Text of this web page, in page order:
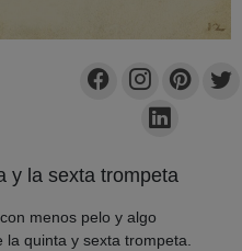
y la sexta trompeta
menos pelo y algo
la quinta y sexta trompeta.